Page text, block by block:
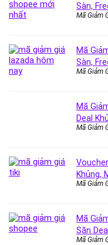
Sàn,
Mã Giảm
Mã
Sàn,
Mã Giảm
Mã
Deal
Mã Giảm
Khủng,
Mã Giảm
Mã
Săn
Mã Giảm